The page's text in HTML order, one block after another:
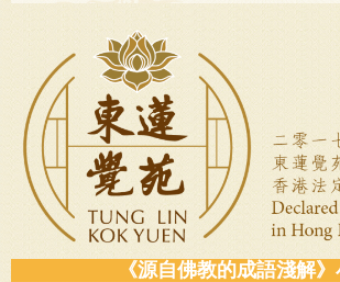
《源自佛教的成語淺解